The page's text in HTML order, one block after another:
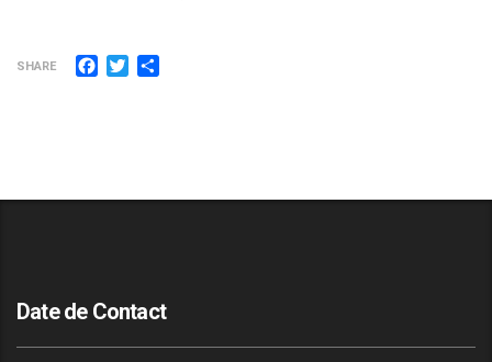
SHARE Facebook
Twitter
Date de Contact